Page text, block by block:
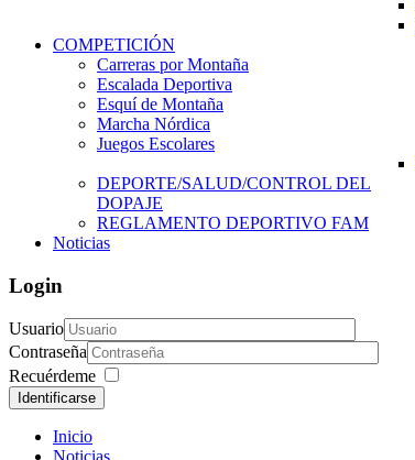
COMPETICIÓN
Carreras por Montaña
Escalada Deportiva
Esquí de Montaña
Marcha Nórdica
Juegos Escolares
DEPORTE/SALUD/CONTROL DEL
DOPAJE
REGLAMENTO DEPORTIVO FAM
Noticias
Login
Usuario
Contraseña
Recuérdeme
Identificarse
Inicio